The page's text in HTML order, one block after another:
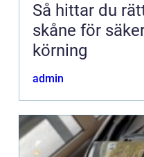
Så hittar du
skåne för
körning
admin